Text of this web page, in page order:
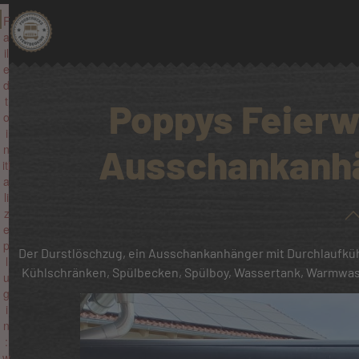
Poppys
Der Durstlöschzug, ein Ausschankanhänger mit
Kühlschränken, Spülbecken, Spülboy, Wassertank,
F
a
il
e
d
t
o
i
n
iti
a
li
z
e
p
l
u
g
i
n
: